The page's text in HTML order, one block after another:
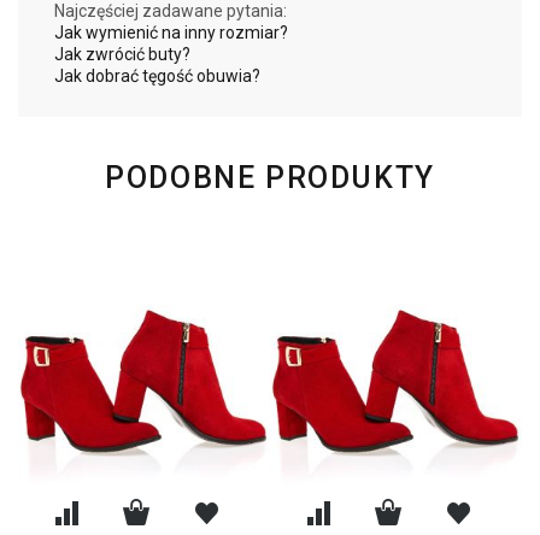
Najczęściej zadawane pytania:
Jak wymienić na inny rozmiar?
Jak zwrócić buty?
Jak dobrać tęgość obuwia?
PODOBNE PRODUKTY